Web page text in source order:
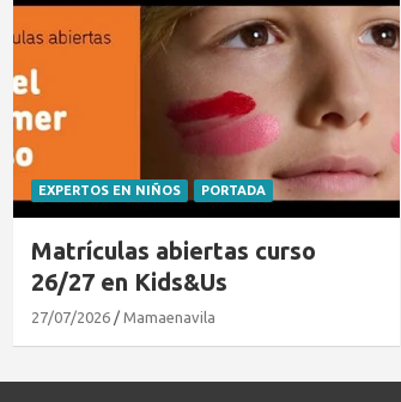
EXPERTOS EN NIÑOS PORTADA
Matrículas abiertas curso
26/27 en Kids&Us
27/07/2026 Mamaenavila